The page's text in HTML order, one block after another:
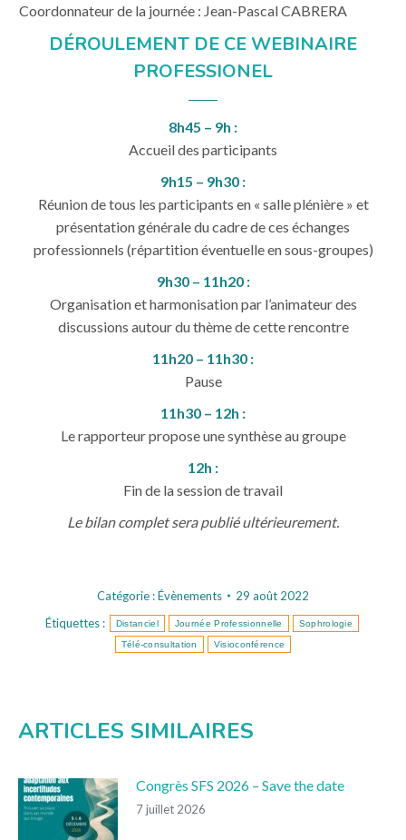
Coordonnateur de la journée : Jean-Pascal CABRERA
DÉROULEMENT DE CE WEBINAIRE
PROFESSIONEL
8h45 – 9h :
Accueil des participants
9h15 – 9h30 :
Réunion de tous les participants en « salle plénière » et
présentation générale du cadre de ces échanges
professionnels (répartition éventuelle en sous-groupes)
9h30 – 11h20 :
Organisation et harmonisation par l’animateur des
discussions autour du thème de cette rencontre
11h20 – 11h30 :
Pause
11h30 – 12h :
Le rapporteur propose une synthèse au groupe
12h :
Fin de la session de travail
Le bilan complet sera publié ultérieurement.
Catégorie :Évènements
29 août 2022
Étiquettes :
Distanciel Journée Professionnelle Sophrologie
Télé-consultation Visioconférence
ARTICLES SIMILAIRES
Congrès SFS 2026 – Save the date
7 juillet 2026